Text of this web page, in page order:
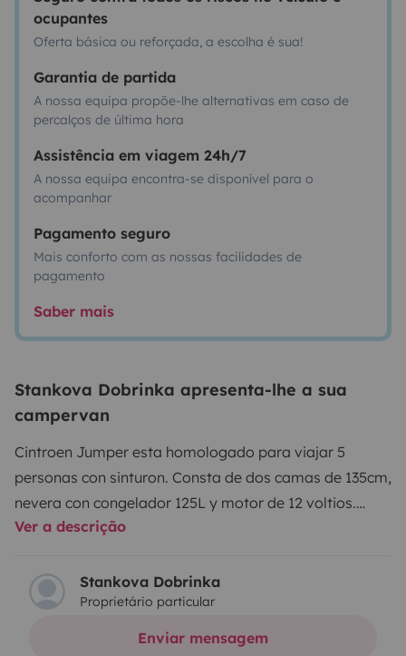
ocupantes
Oferta básica ou reforçada, a escolha é sua!
Garantia de partida
A nossa equipa propõe-lhe alternativas em caso de
percalços de última hora
Assistência em viagem 24h/7
A nossa equipa encontra-se disponível para o
acompanhar
Pagamento seguro
Mais conforto com as nossas facilidades de
pagamento
Saber mais
Stankova Dobrinka apresenta-lhe a sua
campervan
Cintroen Jumper esta homologado para viajar 5
personas con sinturon. Consta de dos camas de 135cm,
nevera con congelador 125L y motor de 12 voltios.
ducha, wc, cosina con dos fogones de gas, television, 2
abajo convertible en salon comedor. Sabanas y
toallas. Calefaccion y aire acondicionado en cabina.
Placa solar de 24V y 480W que da potencia que la de
Ver a descrição
Stankova Dobrinka
Proprietário particular
Enviar mensagem